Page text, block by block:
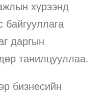
хүрээнд
байгууллага
даргын
танилцууллаа.
бизнесийн